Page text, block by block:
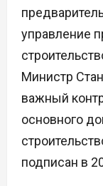
управление
Министр
важный
основного
подписан в